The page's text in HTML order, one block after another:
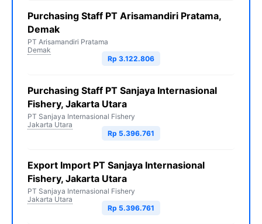
Purchasing Staff PT Arisamandiri Pratama,
Demak
PT Arisamandiri Pratama
Demak
Rp 3.122.806
Purchasing Staff PT Sanjaya Internasional
Fishery, Jakarta Utara
PT Sanjaya Internasional Fishery
Jakarta Utara
Rp 5.396.761
Export Import PT Sanjaya Internasional
Fishery, Jakarta Utara
PT Sanjaya Internasional Fishery
Jakarta Utara
Rp 5.396.761